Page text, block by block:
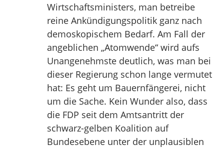
Wirtschaftsministers, man betreibe
reine Ankündigungspolitik ganz nach
demoskopischem Bedarf. Am Fall der
angeblichen „Atomwende“ wird aufs
Unangenehmste deutlich, was man bei
dieser Regierung schon lange vermutet
hat: Es geht um Bauernfängerei, nicht
um die Sache. Kein Wunder also, dass
die FDP seit dem Amtsantritt der
schwarz-gelben Koalition auf
Bundesebene unter der unplausiblen